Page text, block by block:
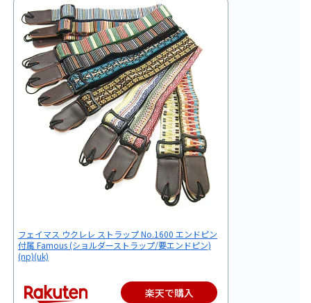
フェイマス ウクレレ ストラップ No.1600 エンドピン
付属 Famous (ショルダーストラップ/要エンドピン)
(np)(uk)
楽天で購入